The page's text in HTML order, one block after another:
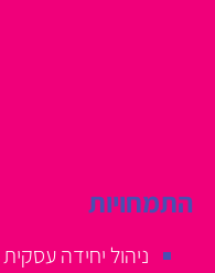
התמחויות
ניהול יחידה עסקית